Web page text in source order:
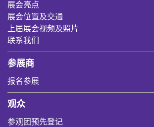
展会亮点
展会位置及交通
上届展会视频及照片
联系我们
参展商
报名参展
观众
参观团预先登记